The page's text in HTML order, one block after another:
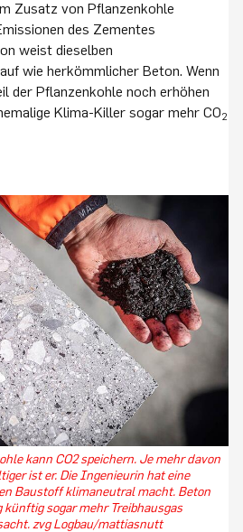
Zusatz von Pflanzenkohle
des Zementes
weist dieselben
wie herkömmlicher Beton. Wenn
der Pflanzenkohle noch erhöhen
Klima-Killer sogar mehr CO2
kann CO2 speichern. Je mehr davon
ist er. Die Ingenieurin hat eine
Baustoff klimaneutral macht. Beton
sogar mehr Treibhausgas
zvg Logbau/mattiasnutt